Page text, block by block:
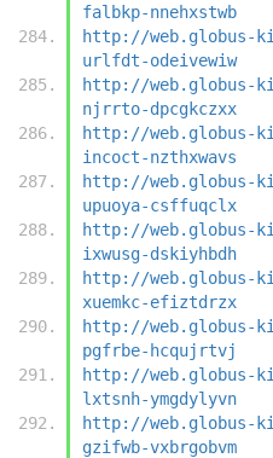
falbkp-nnehxstwb
http://web.globus-
urlfdt-odeivewiw
http://web.globus-
njrrto-dpcgkczxx
http://web.globus-
incoct-nzthxwavs
http://web.globus-
upuoya-csffuqclx
http://web.globus-
ixwusg-dskiyhbdh
http://web.globus-
xuemkc-efiztdrzx
http://web.globus-
pgfrbe-hcqujrtvj
http://web.globus-
lxtsnh-ymgdylyvn
http://web.globus-
gzifwb-vxbrgobvm